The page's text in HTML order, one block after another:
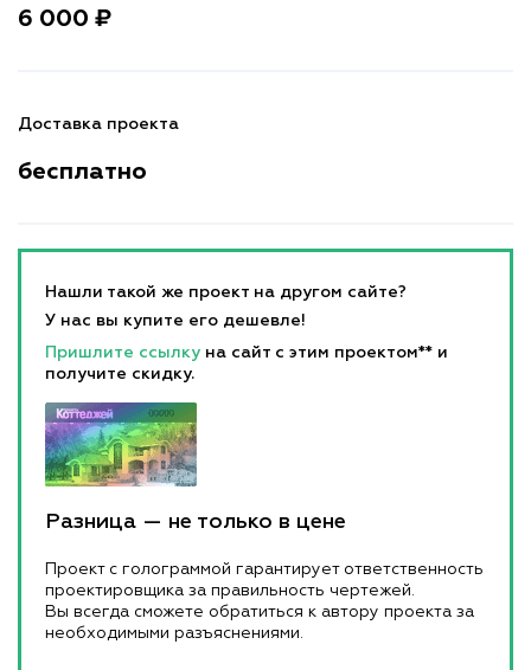
6 000 ₽
Доставка проекта
бесплатно
Нашли такой же проект на другом сайте?
У нас вы купите его дешевле!
Пришлите ссылку на сайт с этим проектом** и
получите скидку.
Разница — не только в цене
Проект с голограммой гарантирует ответственность
проектировщика за правильность чертежей.
Вы всегда сможете обратиться к автору проекта за
необходимыми разъяснениями.